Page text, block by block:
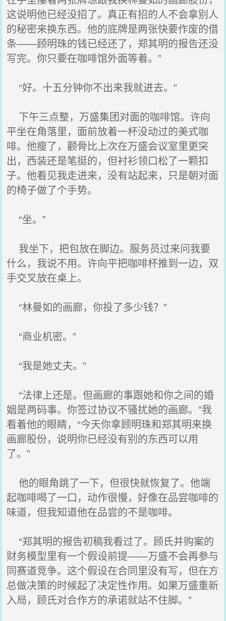
这说明他已经没招了。真正有招的人不会拿别人
的秘密来换东西。他的底牌是两张快要作废的借
条——顾明珠的钱已经还了，郑其明的报告还没
写完。你只要在咖啡馆外面等着。”
“好。十五分钟你不出来我就进去。”
下午三点整，万盛集团对面的咖啡馆。许向
平坐在角落里，面前放着一杯没动过的美式咖
啡。他瘦了，颧骨比上次在万盛会议室里更突
出，西装还是笔挺的，但衬衫领口松了一颗扣
子。他看见我走进来，没有站起来，只是朝对面
的椅子做了个手势。
“坐。”
我坐下，把包放在脚边。服务员过来问我要
什么，我说不用。许向平把咖啡杯推到一边，双
手交叉放在桌上。
“林曼如的画廊，你投了多少钱？”
“商业机密。”
“我是她丈夫。”
“法律上还是。但画廊的事跟她和你之间的婚
姻是两码事。你签过协议不骚扰她的画廊。”我
看着他的眼睛，“今天你拿顾明珠和郑其明来换
画廊股份，说明你已经没有别的东西可以用
了。”
他的眼角跳了一下，但很快就恢复了。他端
起咖啡喝了一口，动作很慢，好像在品尝咖啡的
味道，但我知道他在品尝的不是咖啡。
“郑其明的报告初稿我看过了。顾氏并购案的
财务模型里有一个假设前提——万盛不会再参与
同赛道竞争。这个假设在合同里没有写，但在方
总做决策的时候起了决定性作用。如果万盛重新
入局，顾氏对合作方的承诺就站不住脚。”